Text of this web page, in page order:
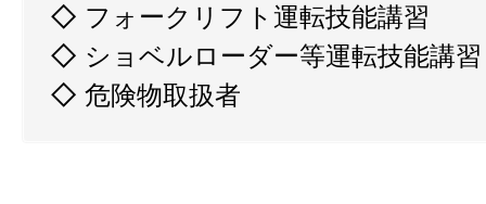
◇ フォークリフト運転技能講習
◇ ショベルローダー等運転技能講習
◇ 危険物取扱者